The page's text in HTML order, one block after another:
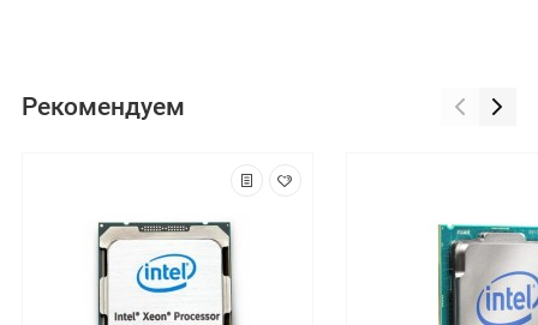
Рекомендуем